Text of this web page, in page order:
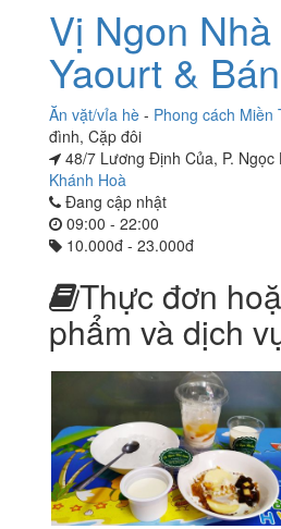
Vị Ngon
Yaourt &
Ăn vặt/vỉa hè - Phong cách Miền
đình, Cặp đôi
48/7 Lương Định Của, P. Ngọc
Khánh Hoà
Đang cập nhật
09:00 - 22:00
10.000đ - 23.000đ
Thực đơn
phẩm và dịch